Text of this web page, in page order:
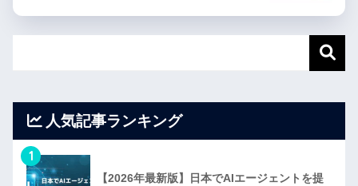
人気記事ランキング
1
【2026年最新版】日本でAIエージェントを提